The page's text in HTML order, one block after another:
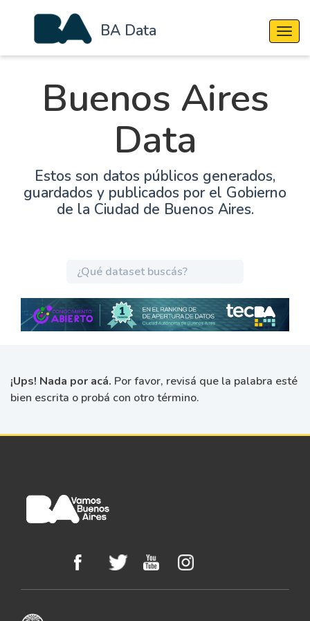
BA Data
Buenos Aires
Data
Estos son datos públicos generados,
guardados y publicados por el Gobierno
de la Ciudad de Buenos Aires.
¡Ups! Nada por acá. Por favor, revisá que la palabra esté
bien escrita o probá con otro término.